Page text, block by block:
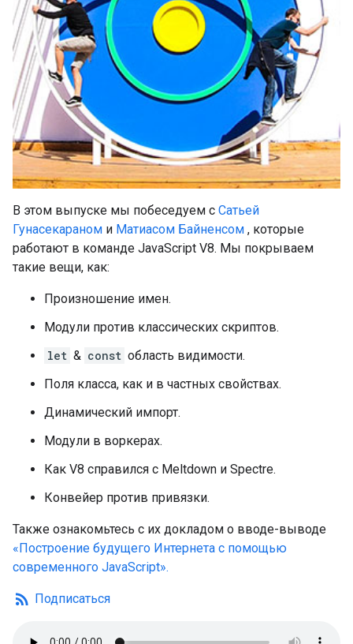
В этом выпуске мы побеседуем с Сатьей
Гунасекараном и Матиасом Байненсом , которые
работают в команде JavaScript V8. Мы покрываем
такие вещи, как:
Произношение имен.
Модули против классических скриптов.
let & const область видимости.
Поля класса, как и в частных свойствах.
Динамический импорт.
Модули в воркерах.
Как V8 справился с Meltdown и Spectre.
Конвейер против привязки.
Также ознакомьтесь с их докладом о вводе-выводе
«Построение будущего Интернета с помощью
современного JavaScript».
rss_feed Подписаться